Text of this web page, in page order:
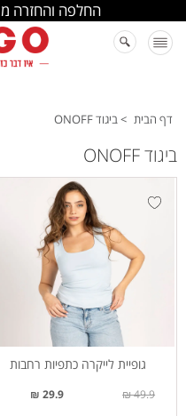
החלפה והחזרה
דף הבית >ביגוד ONOFF
ביגוד ONOFF
גופיית לייקרה כתפיות רחבות
29.9 ₪ 49.9 ₪